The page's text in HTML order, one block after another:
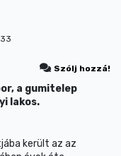
Szólj hozzá!
a gumitelep
lakos.
került az az